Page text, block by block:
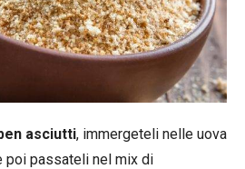
asciutti, immergeteli nelle uova
poi passateli nel mix di